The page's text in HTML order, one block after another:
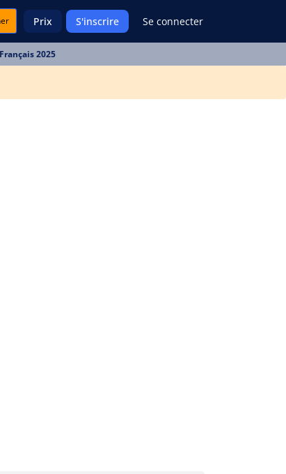
Prix S'inscrire Se connecter
2025